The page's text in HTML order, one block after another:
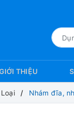
THIỆU
Nhám đĩa,